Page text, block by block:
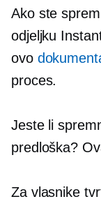
Ako ste
odjeljku
ovo
proces.
Jeste li
predloška?
Za vlasnike